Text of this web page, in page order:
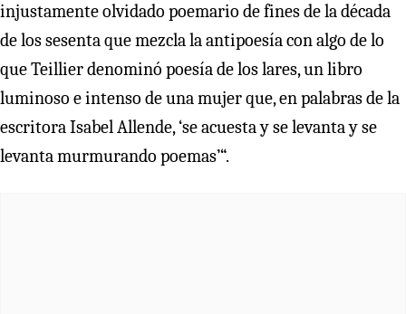
injustamente olvidado poemario de fines de la década
de los sesenta que mezcla la antipoesía con algo de lo
que Teillier denominó poesía de los lares, un libro
luminoso e intenso de una mujer que, en palabras de la
escritora Isabel Allende, ‘se acuesta y se levanta y se
levanta murmurando poemas’“.